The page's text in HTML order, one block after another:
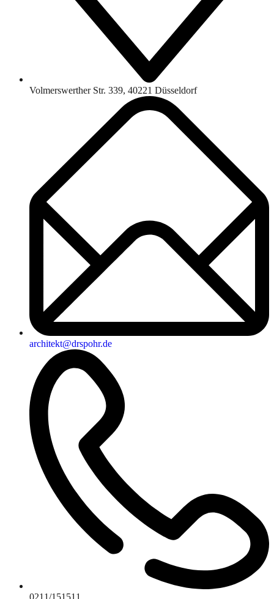
Volmerswerther Str. 339, 40221 Düsseldorf
architekt@drspohr.de
0211/151511